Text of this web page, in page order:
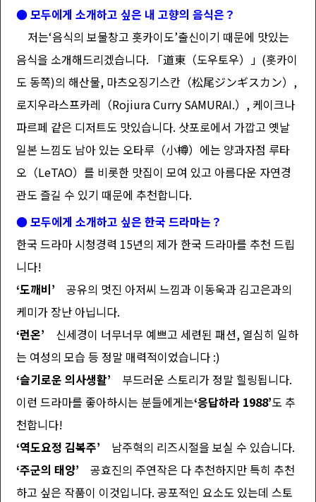
● 모두에게 소개하고 싶은 내 고향의 음식은？
저는‘음식의 보물창고 홋카이도’출신이기 때문에 맛있는
음식을 소개해드리겠습니다. 「道東（도우토우）」(홋카이
도 동쪽)의 해산물, 마츠오징기스칸（松尾ジンギスカン）,
로지우라스프카레（Rojiura Curry SAMURAI.）, 케이크나
파르페 같은 디저트도 맛있습니다. 삿포로에서 가깝고 옛날
일본 느낌도 남아 있는 오타루（小樽）에는 양과자점 루타
오（LeTAO）를 비롯한 맛집이 모여 있고 아름다운 자연경
관도 즐길 수 있기 때문에 추천합니다.
● 모두에게 소개하고 싶은 한국 드라마는？
한국 드라마 시청경력 15년의 제가 한국 드라마를 추천 드립
니다!
‘도깨비’ 공유의 멋진 아저씨 느낌과 이동욱과 김고은과의
케미가 장난 아닙니다.
‘런온’ 신세경이 너무너무 예쁘고 세련된 패션, 열심히 일하
는 여성의 모습 등 정말 매력적이었습니다 :)
‘슬기로운 의사생활’ 부드러운 스토리가 정말 힐링됩니다.
이런 드라마를 좋아하시는 분들에게는‘응답하라 1988’도 추
천합니다!
‘역도요정 김복주’ 남주혁의 리즈시절을 보실 수 있습니다.
‘주군의 태양’ 공효진의 주연작은 다 추천하지만 특히 추천
하고 싶은 작품이 이것입니다. 공포적인 요소도 있는데 스토